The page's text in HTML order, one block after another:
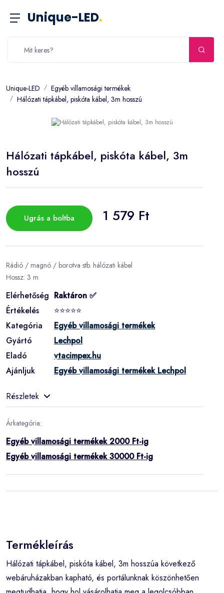
Unique-LED.
Unique-LED
Egyéb villamosági termékek
Hálózati tápkábel, piskóta kábel, 3m hosszú
Hálózati tápkábel, piskóta kábel, 3m
hosszú
Ugrás a boltba 1 579 Ft
Rádió / magnó / borotva stb. hálózati kábel
Hossz: 3 m
Elérhetőség Raktáron ✅
Értékelés
⭐⭐⭐⭐⭐
Kategória
Egyéb villamosági termékek
Gyártó
Lechpol
Eladó
vtacimpex.hu
Ajánljuk
Egyéb villamosági termékek Lechpol
Részletek
Árkategória:
Egyéb villamosági termékek 2000 Ft-ig
Egyéb villamosági termékek 30000 Ft-ig
Termékleírás
Hálózati tápkábel, piskóta kábel, 3m hosszúa következő
webáruházakban kapható, és portálunknak köszönhetően